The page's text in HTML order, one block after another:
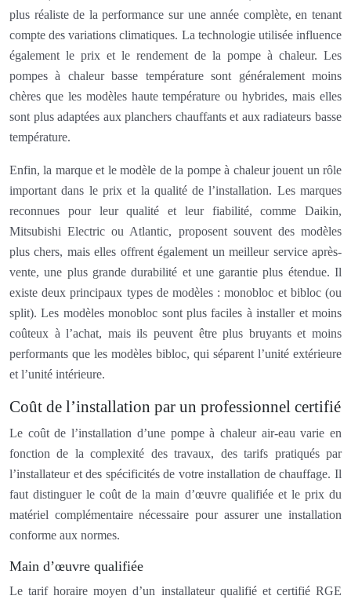
plus réaliste de la performance sur une année complète, en tenant
compte des variations climatiques. La technologie utilisée influence
également le prix et le rendement de la pompe à chaleur. Les
pompes à chaleur basse température sont généralement moins
chères que les modèles haute température ou hybrides, mais elles
sont plus adaptées aux planchers chauffants et aux radiateurs basse
température.
Enfin, la marque et le modèle de la pompe à chaleur jouent un rôle
important dans le prix et la qualité de l’installation. Les marques
reconnues pour leur qualité et leur fiabilité, comme Daikin,
Mitsubishi Electric ou Atlantic, proposent souvent des modèles
plus chers, mais elles offrent également un meilleur service après-
vente, une plus grande durabilité et une garantie plus étendue. Il
existe deux principaux types de modèles : monobloc et bibloc (ou
split). Les modèles monobloc sont plus faciles à installer et moins
coûteux à l’achat, mais ils peuvent être plus bruyants et moins
performants que les modèles bibloc, qui séparent l’unité extérieure
et l’unité intérieure.
Coût de l’installation par un professionnel certifié
Le coût de l’installation d’une pompe à chaleur air-eau varie en
fonction de la complexité des travaux, des tarifs pratiqués par
l’installateur et des spécificités de votre installation de chauffage. Il
faut distinguer le coût de la main d’œuvre qualifiée et le prix du
matériel complémentaire nécessaire pour assurer une installation
conforme aux normes.
Main d’œuvre qualifiée
Le tarif horaire moyen d’un installateur qualifié et certifié RGE